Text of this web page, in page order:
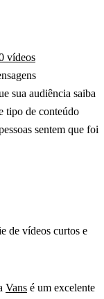
vídeos
sua audiência saiba
tipo de conteúdo
sentem que foi
de vídeos curtos e
Vans é um excelente